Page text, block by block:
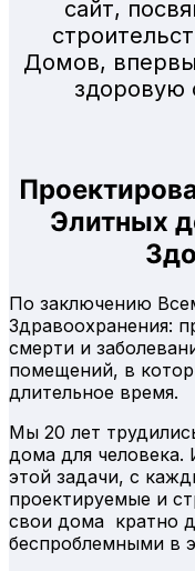
сайт,
Домов,
здоровую
Элитных
По заключению
Здравоохранения:
смерти и
помещений, в
длительное время.
Мы 20 лет
дома для
этой задачи, с
проектируемые и
свои дома кратно
беспроблемными в